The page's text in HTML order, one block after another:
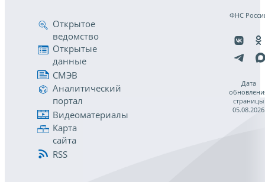
Открытое
ведомство
Открытые
данные
СМЭВ
Аналитический
портал
Видеоматериалы
Карта
сайта
RSS
ФНС
Дата
страницы
05.08.2026